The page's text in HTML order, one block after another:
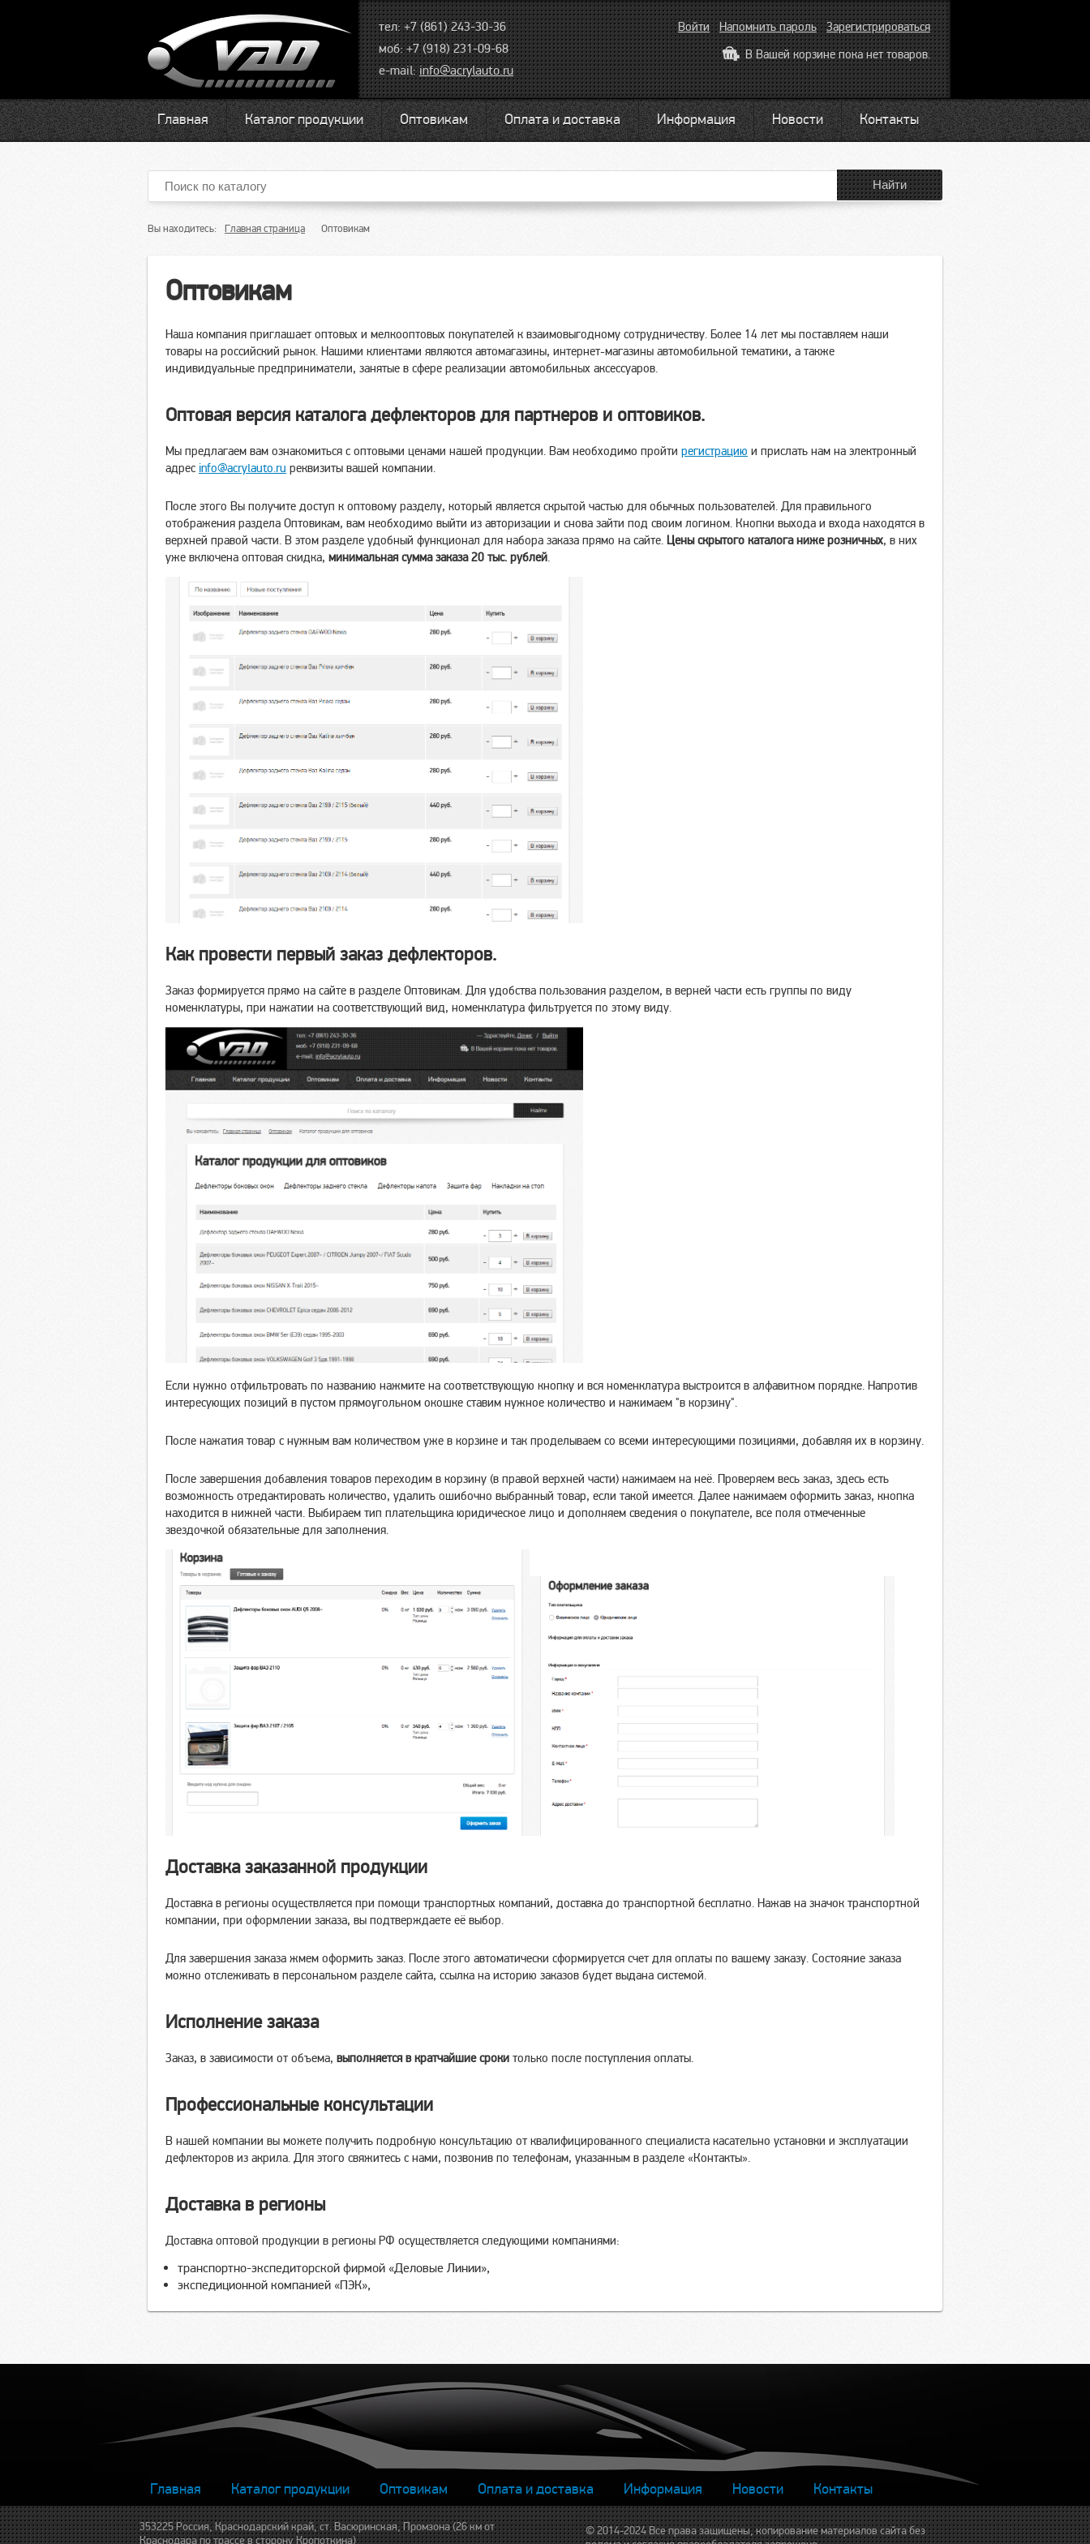
тел: +7 (861) 243-30-36
моб: +7 (918) 231-09-68
e-mail:info@acrylauto.ru
Войти Напомнить пароль
Зарегистрироваться
В Вашей корзине пока нет товаров.
Главная Каталог продукции Оптовикам Оплата и доставка Информация Новости Контакты
Вы находитесь: Главная страница Оптовикам
Оптовикам
Наша компания приглашает оптовых и мелкооптовых покупателей к взаимовыгодному сотрудничеству. Более 14 лет мы поставляем наши
товары на российский рынок. Нашими клиентами являются автомагазины, интернет-магазины автомобильной тематики, а также
индивидуальные предприниматели, занятые в сфере реализации автомобильных аксессуаров.
Оптовая версия каталога дефлекторов для партнеров и оптовиков.
Мы предлагаем вам ознакомиться с оптовыми ценами нашей продукции. Вам необходимо пройти регистрацию и прислать нам на электронный
адрес info@acrylauto.ru реквизиты вашей компании.
После этого Вы получите доступ к оптовому разделу, который является скрытой частью для обычных пользователей. Для правильного
отображения раздела Оптовикам, вам необходимо выйти из авторизации и снова зайти под своим логином. Кнопки выхода и входа находятся в
верхней правой части. В этом разделе удобный функционал для набора заказа прямо на сайте. Цены скрытого каталога ниже розничных, в них
уже включена оптовая скидка, минимальная сумма заказа 20 тыс. рублей.
Как провести первый заказ дефлекторов.
Заказ формируется прямо на сайте в разделе Оптовикам. Для удобства пользования разделом, в верней части есть группы по виду
номенклатуры, при нажатии на соответствующий вид, номенклатура фильтруется по этому виду.
Если нужно отфильтровать по названию нажмите на соответствующую кнопку и вся номенклатура выстроится в алфавитном порядке. Напротив
интересующих позиций в пустом прямоугольном окошке ставим нужное количество и нажимаем "в корзину".
После нажатия товар с нужным вам количеством уже в корзине и так проделываем со всеми интересующими позициями, добавляя их в корзину.
После завершения добавления товаров переходим в корзину (в правой верхней части) нажимаем на неё. Проверяем весь заказ, здесь есть
возможность отредактировать количество, удалить ошибочно выбранный товар, если такой имеется. Далее нажимаем оформить заказ, кнопка
находится в нижней части. Выбираем тип плательщика юридическое лицо и дополняем сведения о покупателе, все поля отмеченные
звездочкой обязательные для заполнения.
Доставка заказанной продукции
Доставка в регионы осуществляется при помощи транспортных компаний, доставка до транспортной бесплатно. Нажав на значок транспортной
компании, при оформлении заказа, вы подтверждаете её выбор.
Для завершения заказа жмем оформить заказ. После этого автоматически сформируется счет для оплаты по вашему заказу. Состояние заказа
можно отслеживать в персональном разделе сайта, ссылка на историю заказов будет выдана системой.
Исполнение заказа
Заказ, в зависимости от объема, выполняется в кратчайшие сроки только после поступления оплаты.
Профессиональные консультации
В нашей компании вы можете получить подробную консультацию от квалифицированного специалиста касательно установки и эксплуатации
дефлекторов из акрила. Для этого свяжитесь с нами, позвонив по телефонам, указанным в разделе «Контакты».
Доставка в регионы
Доставка оптовой продукции в регионы РФ осуществляется следующими компаниями:
транспортно-экспедиторской фирмой «Деловые Линии»,
экспедиционной компанией «ПЭК»,
Главная Каталог продукции Оптовикам Оплата и доставка Информация Новости Контакты
353225 Россия, Краснодарский край, ст. Васюринская, Промзона (26 км от
Краснодара по трассе в сторону Кропоткина)
© 2014-2024 Все права защищены, копирование материалов сайта без